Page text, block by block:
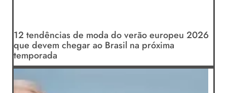
12 tendências de moda do verão europeu 2026
que devem chegar ao Brasil na próxima
temporada